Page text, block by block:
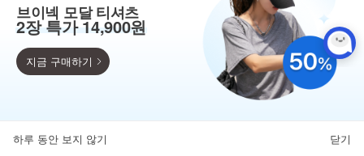
득템찬스
브이넥 모달 티셔츠
2장 특가 14,900원
지금 구매하기
하루 동안 보지 않기 닫기
뒤로가기 카테고리 마이페이지